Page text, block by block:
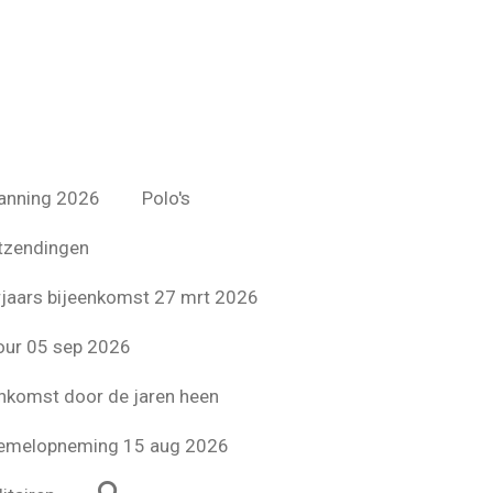
2026 Polo's
bijeenkomst 27 mrt 2026
05 sep 2026
door de jaren heen
15 aug 2026